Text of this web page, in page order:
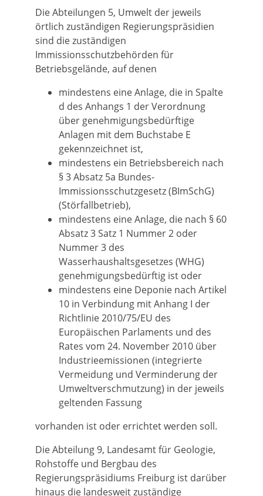
Die Abteilungen 5, Umwelt der jeweils
örtlich zuständigen Regierungspräsidien
sind die zuständigen
Immissionsschutzbehörden für
Betriebsgelände, auf denen
mindestens eine Anlage, die in Spalte
d des Anhangs 1 der Verordnung
über genehmigungsbedürftige
Anlagen mit dem Buchstabe E
gekennzeichnet ist,
mindestens ein Betriebsbereich nach
§ 3 Absatz 5a Bundes-
Immissionsschutzgesetz (BImSchG)
(Störfallbetrieb),
mindestens eine Anlage, die nach § 60
Absatz 3 Satz 1 Nummer 2 oder
Nummer 3 des
Wasserhaushaltsgesetzes (WHG)
genehmigungsbedürftig ist oder
mindestens eine Deponie nach Artikel
10 in Verbindung mit Anhang I der
Richtlinie 2010/75/EU des
Europäischen Parlaments und des
Rates vom 24. November 2010 über
Industrieemissionen (integrierte
Vermeidung und Verminderung der
Umweltverschmutzung) in der jeweils
geltenden Fassung
vorhanden ist oder errichtet werden soll.
Die Abteilung 9, Landesamt für Geologie,
Rohstoffe und Bergbau des
Regierungspräsidiums Freiburg ist darüber
hinaus die landesweit zuständige